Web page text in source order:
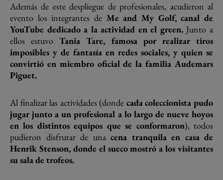
Además de este despliegue de profesionales, acudieron al
evento los integrantes de Me and My Golf, canal de
YouTube dedicado a la actividad en el green.Junto a
ellos estuvoTania Tare, famosa por realizar tiros
imposibles y de fantasía en redes sociales, y quien se
convirtió en miembro oficial de la familia Audemars
Piguet.
Al finalizar las actividades (donde cada coleccionista pudo
jugar junto a un profesional a lo largo de nueve hoyos
en los distintos equipos que se conformaron), todos
pudieron disfrutar de una cena tranquila en casa de
Henrik Stenson, donde el sueco mostró a los visitantes
su sala de trofeos.